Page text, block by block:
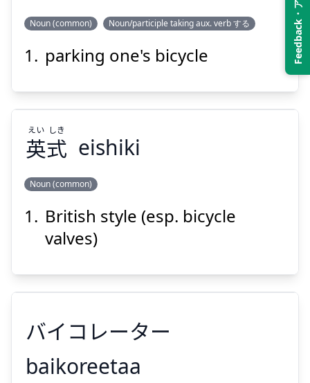
ちゅう
りん
Suspend
Noun (common) Noun/participle taking aux. verb する
parking one's bicycle
英
式
えい
しき
Suspend
英式
えい しき
eishiki
Noun (common)
British style (esp. bicycle
valves)
バイコレーター
baikoreetaa